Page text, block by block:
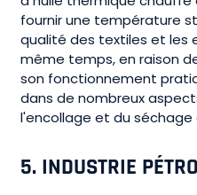
fournir une température
qualité des textiles et les
même temps, en raison
son fonctionnement
dans de nombreux
l'encollage et du séchage
5. INDUSTRIE